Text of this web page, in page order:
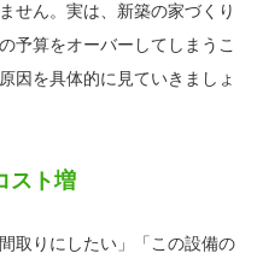
せん。実は、新築の家づくり
予算をオーバーしてしまうこ
因を具体的に見ていきましょ
スト増
取りにしたい」「この設備の